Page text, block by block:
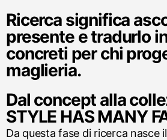
Ricerca significa
presente e tradurlo
concreti per chi
maglieria.
Dal concept alla
STYLE HAS MANY
Da questa fase di ricerca nasce